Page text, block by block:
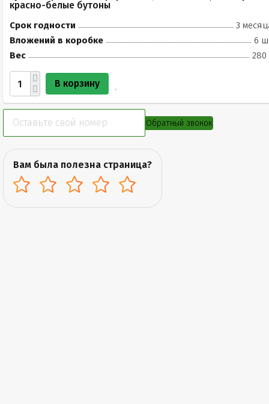
красно-белые бутоны
Срок годности
3
Вложений в коробке
6
Вес
280
В корзину
Обратный звонок
Вам была полезна страница?